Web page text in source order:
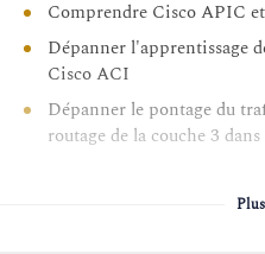
Comprendre Cisco APIC et
Dépanner l'apprentissage
Cisco ACI
Dépanner le pontage du
routage de la couche 3